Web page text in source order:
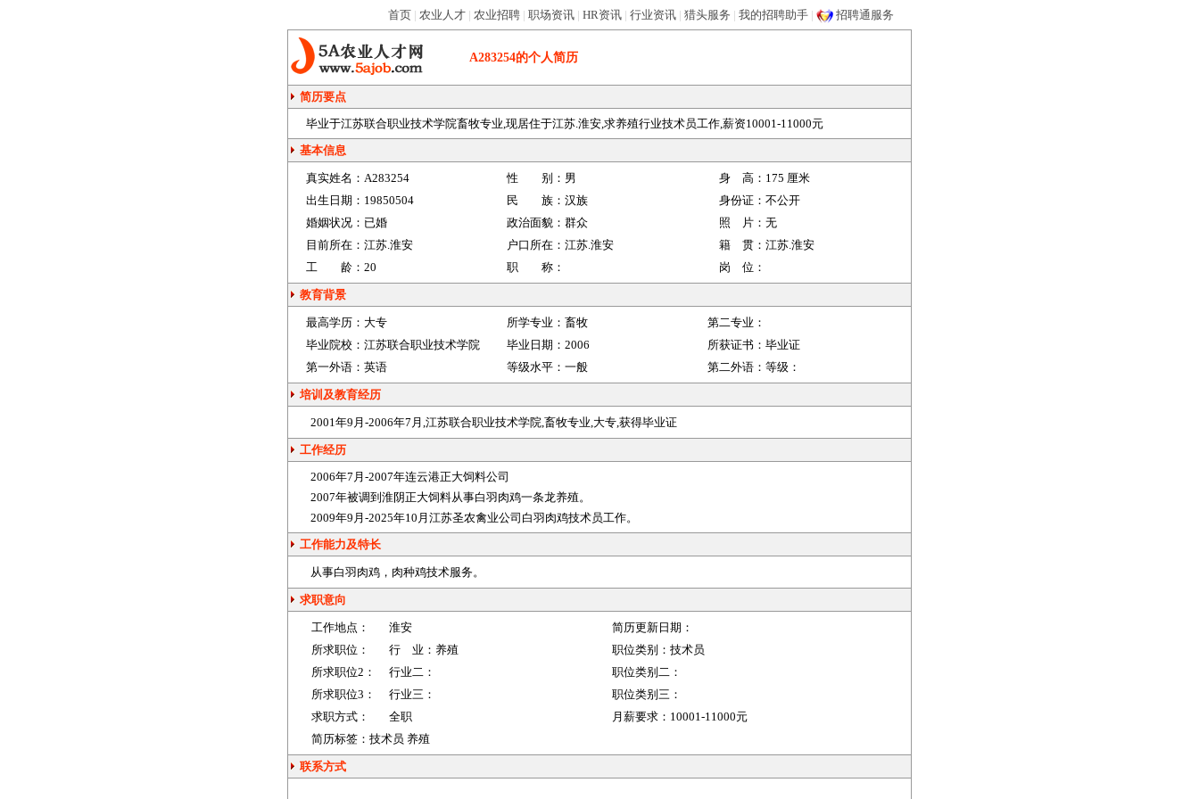
首页 | 农业人才 | 农业招聘 | 职场资讯 | HR资讯 | 行业资讯 | 猎头服务 | 我的招聘助手 | 招聘通服务
A283254的个人简历
简历要点
毕业于江苏联合职业技术学院畜牧专业,现居住于江苏.淮安,求养殖行业技术员工作,薪资10001-11000元
基本信息
真实姓名： A283254 性 别： 男 身 高： 175 厘米
出生日期： 19850504 民 族： 汉族 身份证： 不公开
婚姻状况： 已婚 政治面貌： 群众 照 片： 无
目前所在： 江苏.淮安 户口所在： 江苏.淮安 籍 贯： 江苏.淮安
工 龄： 20 职 称： 岗 位：
教育背景
最高学历： 大专 所学专业： 畜牧
第二专业：
毕业院校： 江苏联合职业技术学院 毕业日期： 2006 所获证书： 毕业证
第一外语： 英语 等级水平： 一般 第二外语： 等级：
培训及教育经历
2001年9月-2006年7月,江苏联合职业技术学院,畜牧专业,大专,获得毕业证
工作经历
2006年7月-2007年连云港正大饲料公司
2007年被调到淮阴正大饲料从事白羽肉鸡一条龙养殖。
2009年9月-2025年10月江苏圣农禽业公司白羽肉鸡技术员工作。
工作能力及特长
从事白羽肉鸡，肉种鸡技术服务。
求职意向
工作地点： 淮安
简历更新日期：
所求职位：
行 业： 养殖 职位类别： 技术员
所求职位2：
行业二：
职位类别二：
所求职位3：
行业三：
职位类别三：
求职方式：
全职 月薪要求： 10001-11000元
简历标签：技术员 养殖
联系方式